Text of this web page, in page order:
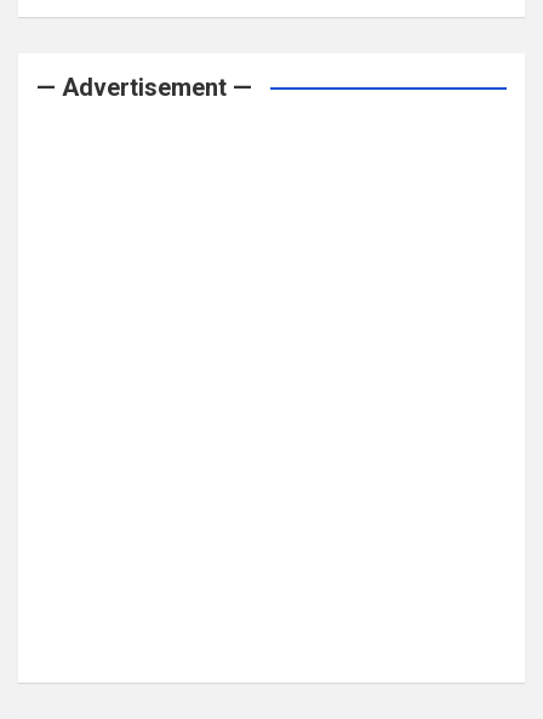
— Advertisement —